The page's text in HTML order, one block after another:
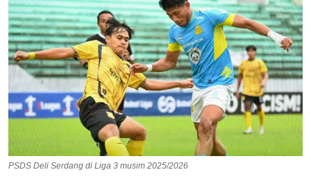
PSDS Deli Serdang di Liga 3 musim 2025/2026